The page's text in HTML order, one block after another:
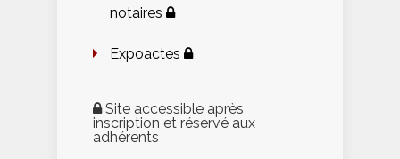
notaires
Expoactes
Site accessible après
inscription et réservé aux
adhérents